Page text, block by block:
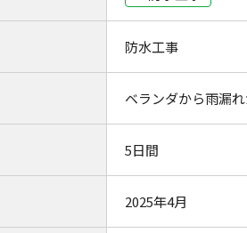
防水工事
ベランダから雨漏
5日間
2025年4月